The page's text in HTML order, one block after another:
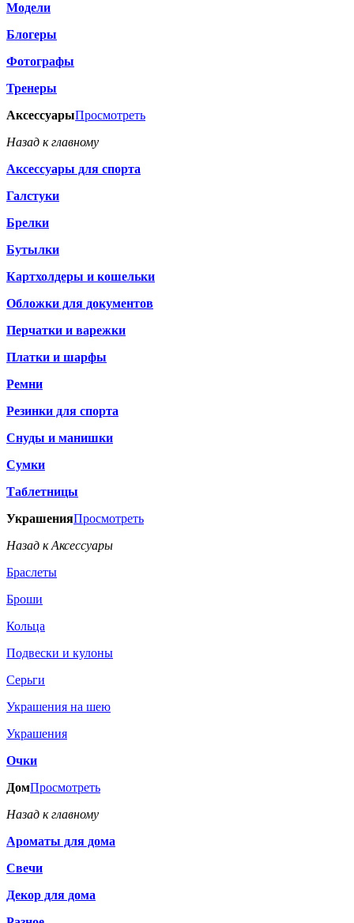
Модели
Блогеры
Фотографы
Тренеры
АксессуарыПросмотреть
Назад к главному
Аксессуары для спорта
Галстуки
Брелки
Бутылки
Картхолдеры и кошельки
Обложки для документов
Перчатки и варежки
Платки и шарфы
Ремни
Резинки для спорта
Снуды и манишки
Сумки
Таблетницы
УкрашенияПросмотреть
Назад к Аксессуары
Браслеты
Броши
Кольца
Подвески и кулоны
Серьги
Украшения на шею
Украшения
Очки
ДомПросмотреть
Назад к главному
Ароматы для дома
Свечи
Декор для дома